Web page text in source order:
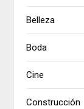
Belleza
Boda
Cine
Construcción